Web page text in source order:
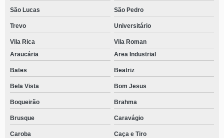
São Lucas São Pedro
Trevo Universitário
Vila Rica
Vila Roman
Araucária
Area Industrial
Bates Beatriz
Bela Vista Bom Jesus
Boqueirão Brahma
Brusque Caravágio
Caroba Caça e Tiro